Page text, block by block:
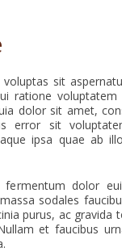
sit
ratione
dolor sit amet,
error sit
ipsa quae ab
dolor
sodales
purus, ac gravida
et faucibus